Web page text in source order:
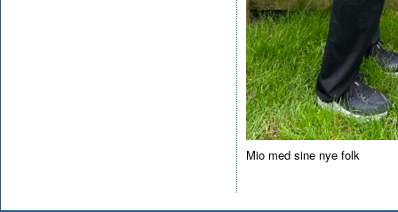
Mio med sine nye folk